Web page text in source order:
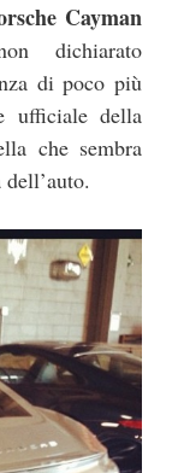
Cayman
dichiarato
di poco più
ufficiale della
che sembra